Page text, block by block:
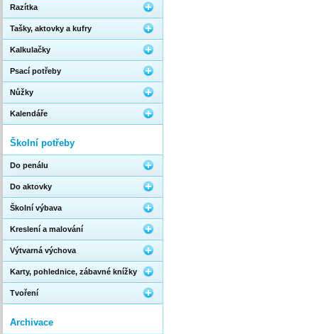
Razítka
Tašky, aktovky a kufry
Kalkulačky
Psací potřeby
Nůžky
Kalendáře
Školní potřeby
Do penálu
Do aktovky
Školní výbava
Kreslení a malování
Výtvarná výchova
Karty, pohlednice, zábavné knížky
Tvoření
Archivace